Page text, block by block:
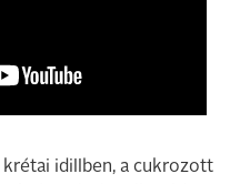
idillben, a cukrozott